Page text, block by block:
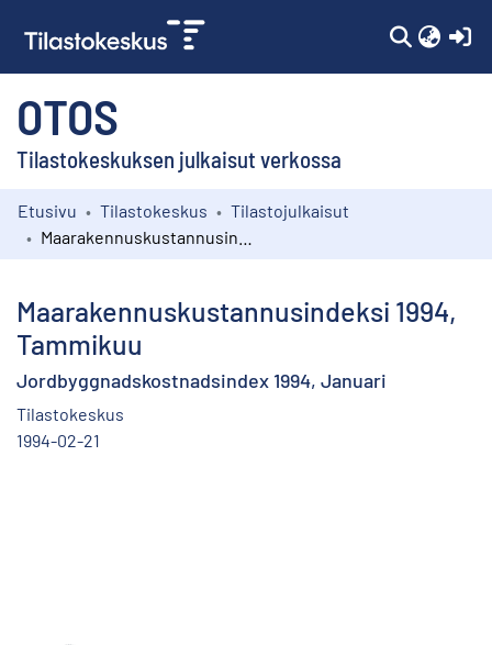
OTOS
Tilastokeskuksen julkaisut verkossa
Kokoelmat
Etusivu Tilastokeskus
Tilastojulkaisut
Maarakennuskustannusindeksi 1994,
Tammikuu
Jordbyggnadskostnadsindex 1994, Januari
Tilastokeskus
1994-02-21